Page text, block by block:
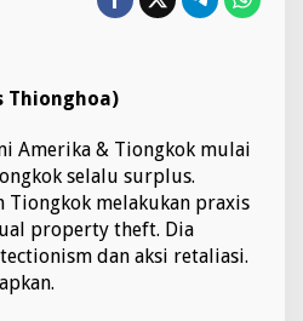
Thionghoa)
Amerika & Tiongkok mulai
selalu surplus.
melakukan praxis
property theft. Dia
dan aksi retaliasi.